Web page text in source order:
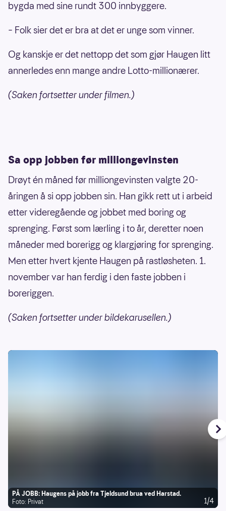
bygda med sine rundt 300 innbyggere.
– Folk sier det er bra at det er unge som vinner.
Og kanskje er det nettopp det som gjør Haugen litt
annerledes enn mange andre Lotto-millionærer.
(Saken fortsetter under filmen.)
Sa opp jobben før milliongevinsten
Drøyt én måned før milliongevinsten valgte 20-
åringen å si opp jobben sin. Han gikk rett ut i arbeid
etter videregående og jobbet med boring og
sprenging. Først som lærling i to år, deretter noen
måneder med borerigg og klargjøring for sprenging.
Men etter hvert kjente Haugen på rastløsheten. 1.
november var han ferdig i den faste jobben i
boreriggen.
(Saken fortsetter under bildekarusellen.)
PÅ JOBB: Haugens på jobb fra Tjeldsund brua ved Harstad.
Foto: Privat
1/4